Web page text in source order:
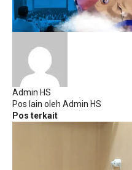
Admin HS
Pos lain oleh Admin HS
Pos terkait